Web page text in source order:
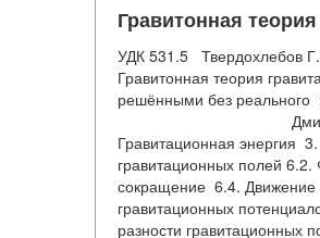
Гравитонная
УДК 531.5
Гравитонная теория
решёнными без
Дмитрий Иванович
Гравитационная энергия
гравитационных полей
сокращение 6.4. Движение
гравитационных
разности гравитационных